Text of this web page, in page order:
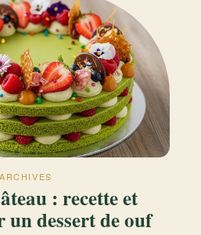
ARCHIVES
: recette et
un dessert de ouf